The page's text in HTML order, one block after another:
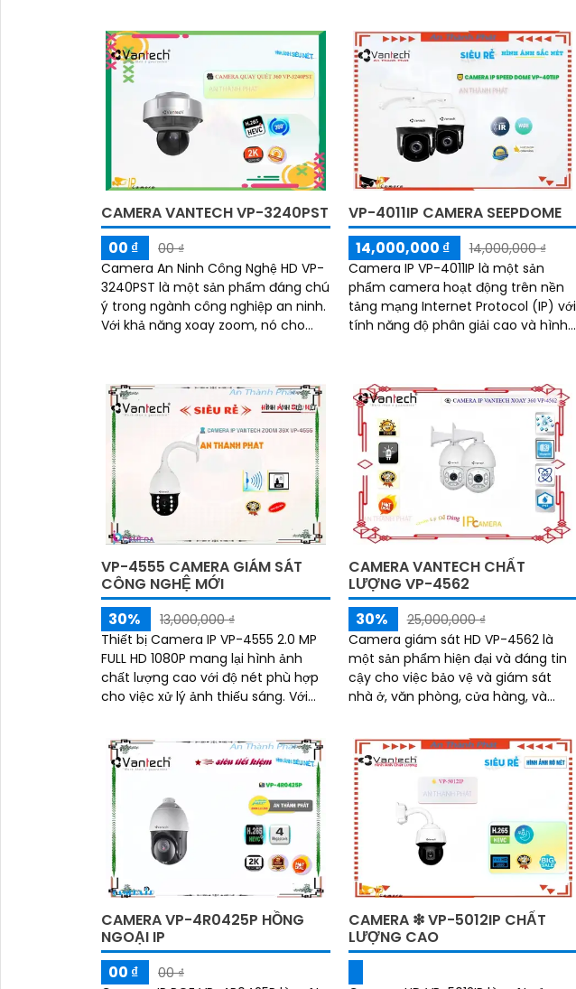
quan sát rõ nét ngay cả trong điều
kiện ánh sáng yếu
CAMERA VANTECH VP-3240PST
00 ₫
00 ₫
Camera An Ninh Công Nghệ HD VP-
3240PST là một sản phẩm đáng chú
ý trong ngành công nghiệp an ninh.
Với khả năng xoay zoom, nó cho
VP-4011IP CAMERA SEEPDOME
14,000,000 ₫
14,000,000 ₫
Camera IP VP-4011IP là một sản
phẩm camera hoạt động trên nền
tảng mạng Internet Protocol (IP) với
tính năng độ phân giải cao và hình
chỉnh độ xoay ngang dọc
VP-4555 CAMERA GIÁM SÁT
CÔNG NGHỆ MỚI
30%
13,000,000 ₫
Thiết bị Camera IP VP-4555 2.0 MP
FULL HD 1080P mang lại hình ảnh
chất lượng cao với độ nét phù hợp
cho việc xử lý ảnh thiếu sáng. Với
CAMERA VANTECH CHẤT
LƯỢNG VP-4562
30%
25,000,000 ₫
Camera giám sát HD VP-4562 là
một sản phẩm hiện đại và đáng tin
cậy cho việc bảo vệ và giám sát
nhà ở, văn phòng, cửa hàng, và
ngược sáng DWDR...
CAMERA VP-4R0425P HỒNG
NGOẠI IP
00 ₫
00 ₫
CAMERA ❇ VP-5012IP CHẤT
LƯỢNG CAO